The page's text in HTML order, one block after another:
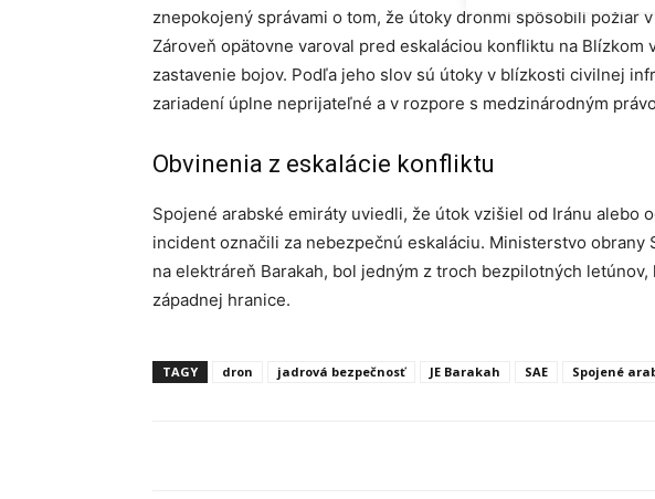
znepokojený správami o tom, že útoky dronmi spôsobili požiar
Zároveň opätovne varoval pred eskaláciou konfliktu na Blízkom
zastavenie bojov. Podľa jeho slov sú útoky v blízkosti civilnej
zariadení úplne neprijateľné a v rozpore s medzinárodným
Obvinenia z eskalácie konfliktu
Spojené arabské emiráty uviedli, že útok vzišiel od Iránu alebo
incident označili za nebezpečnú eskaláciu. Ministerstvo obrany
na elektráreň Barakah, bol jedným z troch bezpilotných
západnej hranice.
TAGY dron jadrová bezpečnosť JE Barakah SAE Spojené